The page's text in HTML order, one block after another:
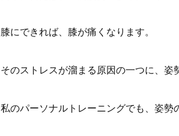
膝にできれば、膝が痛くなります。
そのストレスが溜まる原因の一つに、姿
私のパーソナルトレーニングでも、姿勢